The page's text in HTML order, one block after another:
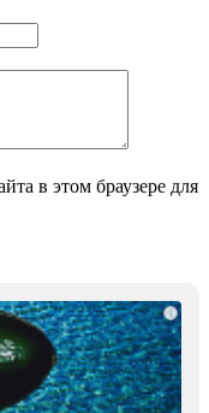
в этом браузере для
i